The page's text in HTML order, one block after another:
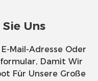
Uns
Mail-Adresse Oder
Damit Wir
Für Unsere Große